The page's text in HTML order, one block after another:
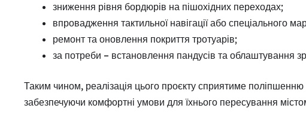
зниження рівня бордюрів на пішохідних переходах;
впровадження тактильної навігації або спеціального
ремонт та оновлення покриття тротуарів;
за потреби – встановлення пандусів та облаштування
Таким чином, реалізація цього проєкту сприятиме
забезпечуючи комфортні умови для їхнього пересування